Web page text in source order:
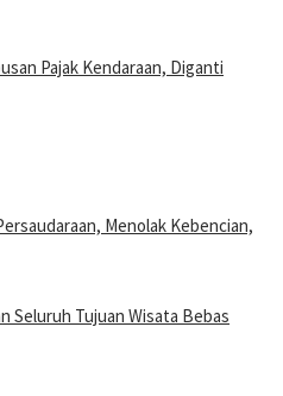
Pajak Kendaraan, Diganti
Menolak Kebencian,
Seluruh Tujuan Wisata Bebas